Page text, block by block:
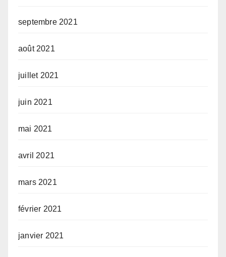
septembre 2021
août 2021
juillet 2021
juin 2021
mai 2021
avril 2021
mars 2021
février 2021
janvier 2021